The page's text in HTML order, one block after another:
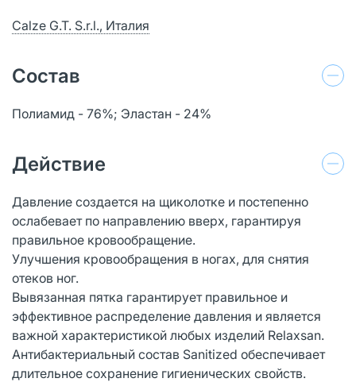
Calze G.T. S.r.l., Италия
Состав
Полиамид - 76%; Эластан - 24%
Действие
Давление создается на щиколотке и постепенно
ослабевает по направлению вверх, гарантируя
правильное кровообращение.
Улучшения кровообращения в ногах, для снятия
отеков ног.
Вывязанная пятка гарантирует правильное и
эффективное распределение давления и является
важной характеристикой любых изделий Relaxsan.
Антибактериальный состав Sanitized обеспечивает
длительное сохранение гигиенических свойств.